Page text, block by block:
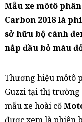
Mẫu xe môtô
Carbon 2018 là
sở hữu bộ cánh
nắp đầu bỏ màu
Thương hiệu môtô
Guzzi tại thị
mẫu xe hoài cổ
được xem là phiên